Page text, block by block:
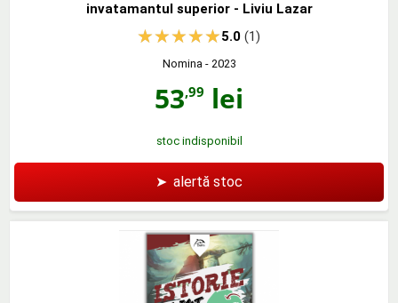
invatamantul superior - Liviu Lazar
5.0(1)
Nomina- 2023
53,99 lei
stoc indisponibil
➤ alertă stoc